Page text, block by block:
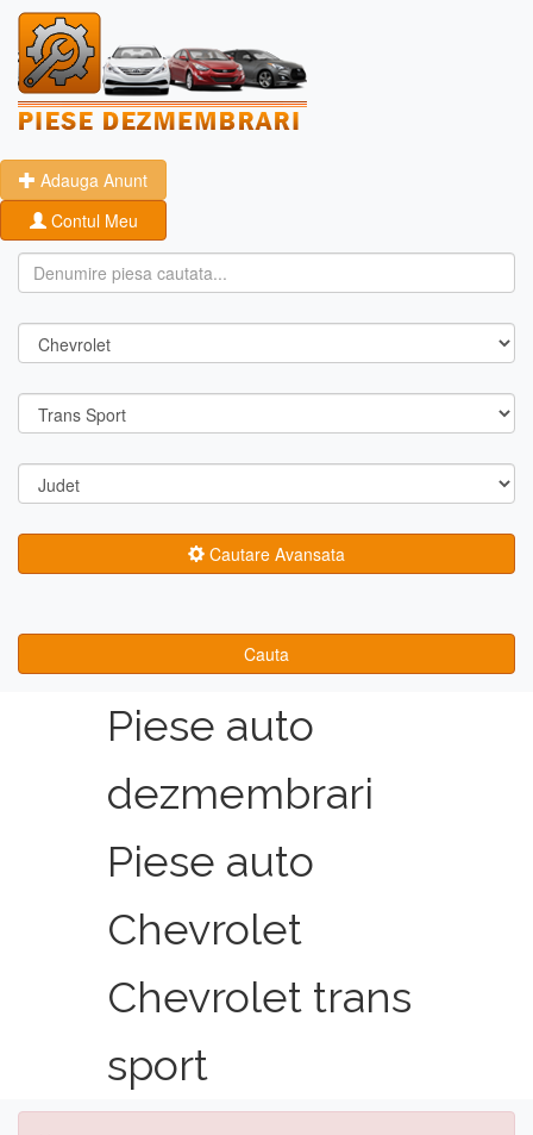
Adauga Anunt
Contul Meu
Cautare Avansata
Cauta
Piese auto
dezmembrari
Piese auto
Chevrolet
Chevrolet trans
sport